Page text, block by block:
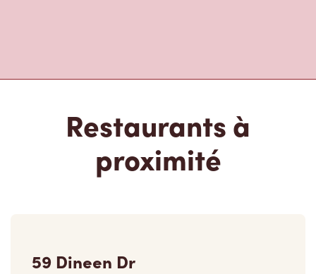
Restaurants à
proximité
59 Dineen Dr